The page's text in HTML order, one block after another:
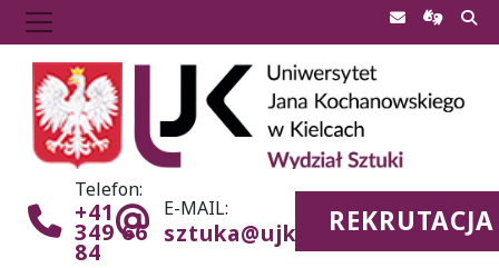
Telefon:
+41
349 66
84
E-MAIL:
sztuka@ujk.edu.plREKRUTACJA